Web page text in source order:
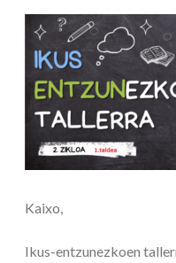
Kaixo,
Ikus-entzunezkoen